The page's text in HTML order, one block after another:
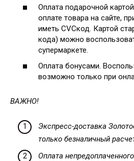
Оплата подарочной
оплате товара на сайте,
иметь CVCкод. Картой
кода) можно
супермаркете.
Оплата бонусами.
возможно только при
ВАЖНО!
Экспресс-доставка
только безналичный
Оплата